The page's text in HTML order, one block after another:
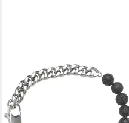
Kani Lavapearl Bracelet
31,95 € UVP
-11%
lieferbar - in 2-3 Werktagen bei dir